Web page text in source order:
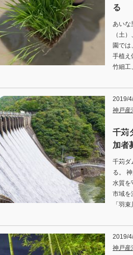
る
あいな
（土
園で
手植え
竹細
2019/
神戸産
千苅
加者
千苅ダ
る。
水質を
市域を
「羽
2019/
神戸産